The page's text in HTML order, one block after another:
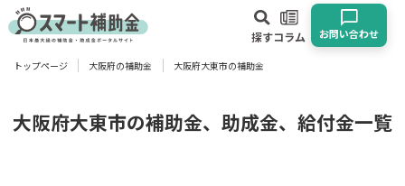
探すコラム お問い合わせ
対象
トップページ 大阪府の補助金 大阪府大東市の補助金
大阪府大東市の補助金、助成金、給付金一覧